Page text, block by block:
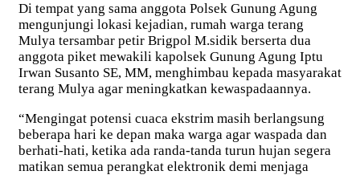
Di tempat yang sama anggota Polsek Gunung Agung
mengunjungi lokasi kejadian, rumah warga terang
Mulya tersambar petir Brigpol M.sidik berserta dua
anggota piket mewakili kapolsek Gunung Agung Iptu
Irwan Susanto SE, MM, menghimbau kepada masyarakat
terang Mulya agar meningkatkan kewaspadaannya.
“Mengingat potensi cuaca ekstrim masih berlangsung
beberapa hari ke depan maka warga agar waspada dan
berhati-hati, ketika ada randa-tanda turun hujan segera
matikan semua perangkat elektronik demi menjaga